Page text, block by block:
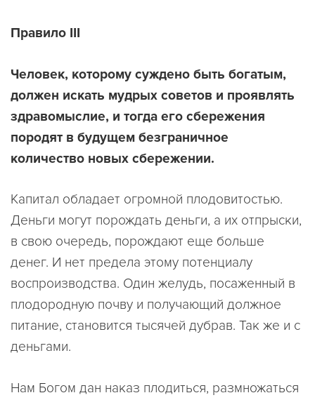
Правило III
Человек, которому суждено быть богатым,
должен искать мудрых советов и проявлять
здравомыслие, и тогда его сбережения
породят в будущем безграничное
количество новых сбережении.
Капитал обладает огромной плодовитостью.
Деньги могут порождать деньги, а их отпрыски,
в свою очередь, порождают еще больше
денег. И нет предела этому потенциалу
воспроизводства. Один желудь, посаженный в
плодородную почву и получающий должное
питание, становится тысячей дубрав. Так же и с
деньгами.
Нам Богом дан наказ плодиться, размножаться